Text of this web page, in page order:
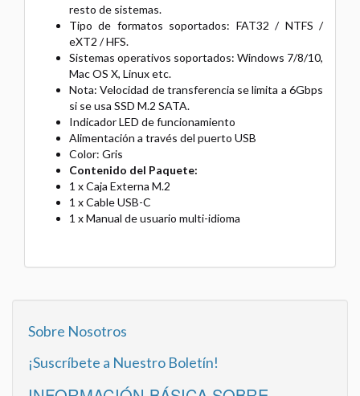
resto de sistemas.
Tipo de formatos soportados: FAT32 / NTFS /
eXT2 / HFS.
Sistemas operativos soportados: Windows 7/8/10,
Mac OS X, Linux etc.
Nota: Velocidad de transferencia se limita a 6Gbps
si se usa SSD M.2 SATA.
Indicador LED de funcionamiento
Alimentación a través del puerto USB
Color: Gris
Contenido del Paquete:
1 x Caja Externa M.2
1 x Cable USB-C
1 x Manual de usuario multi-idioma
Sobre Nosotros
¡Suscríbete a Nuestro Boletín!